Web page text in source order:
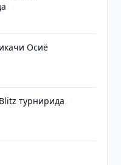
Осиё
турнирида